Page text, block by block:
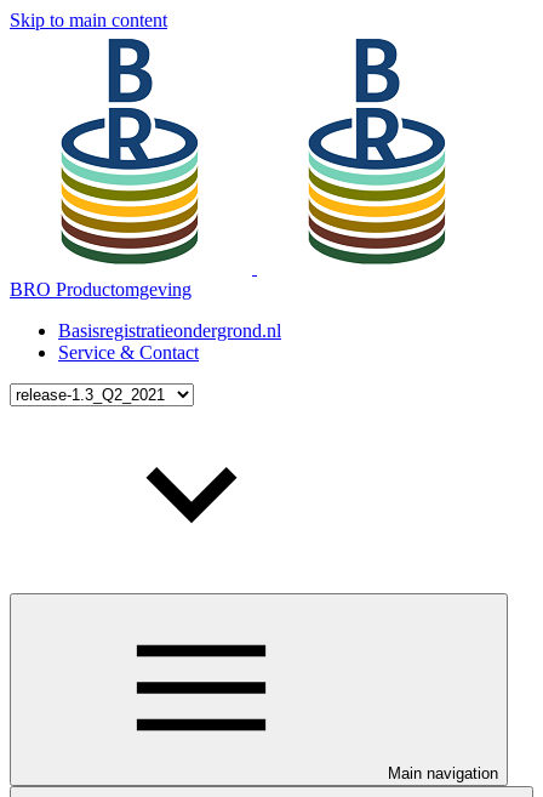
Skip to main content
BRO Productomgeving
Basisregistratieondergrond.nl
Service & Contact
Main navigation